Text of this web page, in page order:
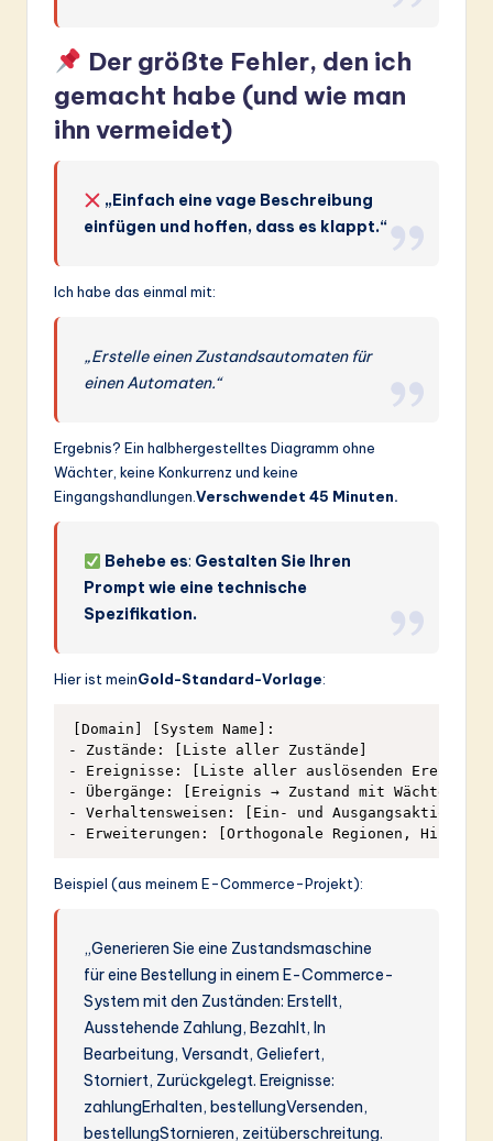
Der größte Fehler, den ich
gemacht habe (und wie man
ihn vermeidet)
„Einfach eine vage Beschreibung
einfügen und hoffen, dass es klappt.“
Ich habe das einmal mit:
„Erstelle einen Zustandsautomaten für
einen Automaten.“
Ergebnis? Ein halbhergestelltes Diagramm ohne
Wächter, keine Konkurrenz und keine
Eingangshandlungen.Verschwendet 45 Minuten.
Behebe es: Gestalten Sie Ihren
Prompt wie eine technische
Spezifikation.
Hier ist meinGold-Standard-Vorlage:
[Domain] [System Name]:
- Zustände: [Liste aller Zustände]
- Ereignisse: [Liste aller auslösenden
- Übergänge: [Ereignis → Zustand mit Wächter/
- Verhaltensweisen: [Ein- und
Beispiel (aus meinem E-Commerce-Projekt):
„Generieren Sie eine Zustandsmaschine
für eine Bestellung in einem E-Commerce-
System mit den Zuständen: Erstellt,
Ausstehende Zahlung, Bezahlt, In
Bearbeitung, Versandt, Geliefert,
Storniert, Zurückgelegt. Ereignisse:
zahlungErhalten, bestellungVersenden,
bestellungStornieren, zeitüberschreitung.